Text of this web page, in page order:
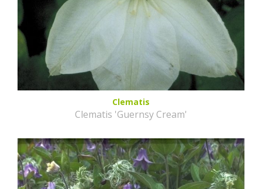
Clematis
Clematis 'Guernsy Cream'